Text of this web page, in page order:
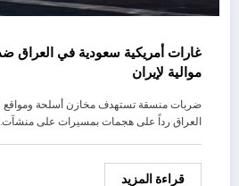
غارات أمريكية سعودية في العراق
موالية لإيران
ضربات منسقة تستهدف مخازن أسلحة
العراق رداً على هجمات بمسيرات على
قراءة المزيد